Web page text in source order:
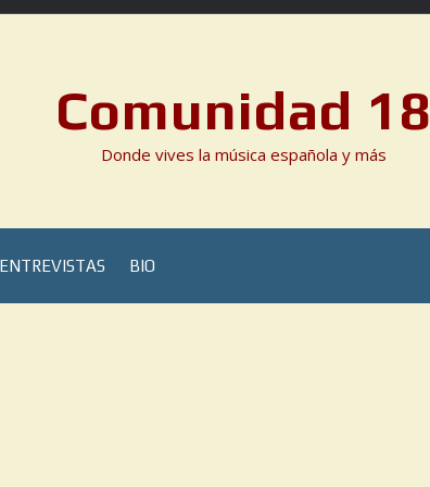
Comunidad 18
Donde vives la música española y más
ENTREVISTAS BIO